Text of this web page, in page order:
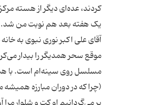
موقع سحر همدیگر را بیدار
مسلسل روی سینه‌ام است. با‌‌
(چرا که در دوران مبارزه